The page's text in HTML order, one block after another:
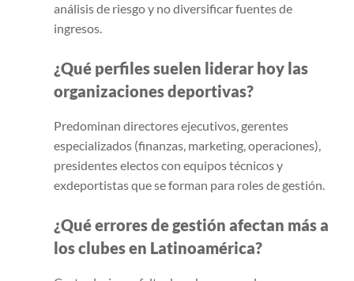
análisis de riesgo y no diversificar fuentes de
ingresos.
¿Qué perfiles suelen liderar hoy las
organizaciones deportivas?
Predominan directores ejecutivos, gerentes
especializados (finanzas, marketing, operaciones),
presidentes electos con equipos técnicos y
exdeportistas que se forman para roles de gestión.
¿Qué errores de gestión afectan más a
los clubes en Latinoamérica?